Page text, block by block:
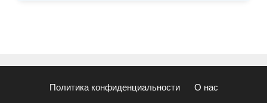
Политика конфиденциальности О нас